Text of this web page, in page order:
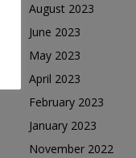
August 2023
June 2023
May 2023
April 2023
February 2023
January 2023
November 2022